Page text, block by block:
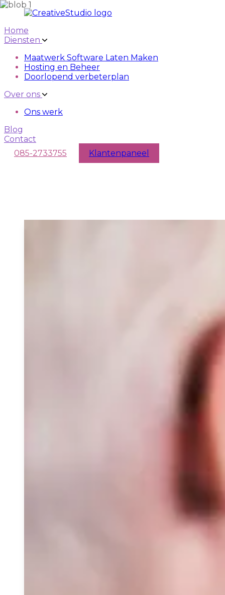
Skip to main content Skip to navigation
Home
Diensten
Maatwerk Software Laten Maken
Hosting en Beheer
Doorlopend verbeterplan
Over ons
Ons werk
Blog
Contact
085-2733755
Klantenpaneel